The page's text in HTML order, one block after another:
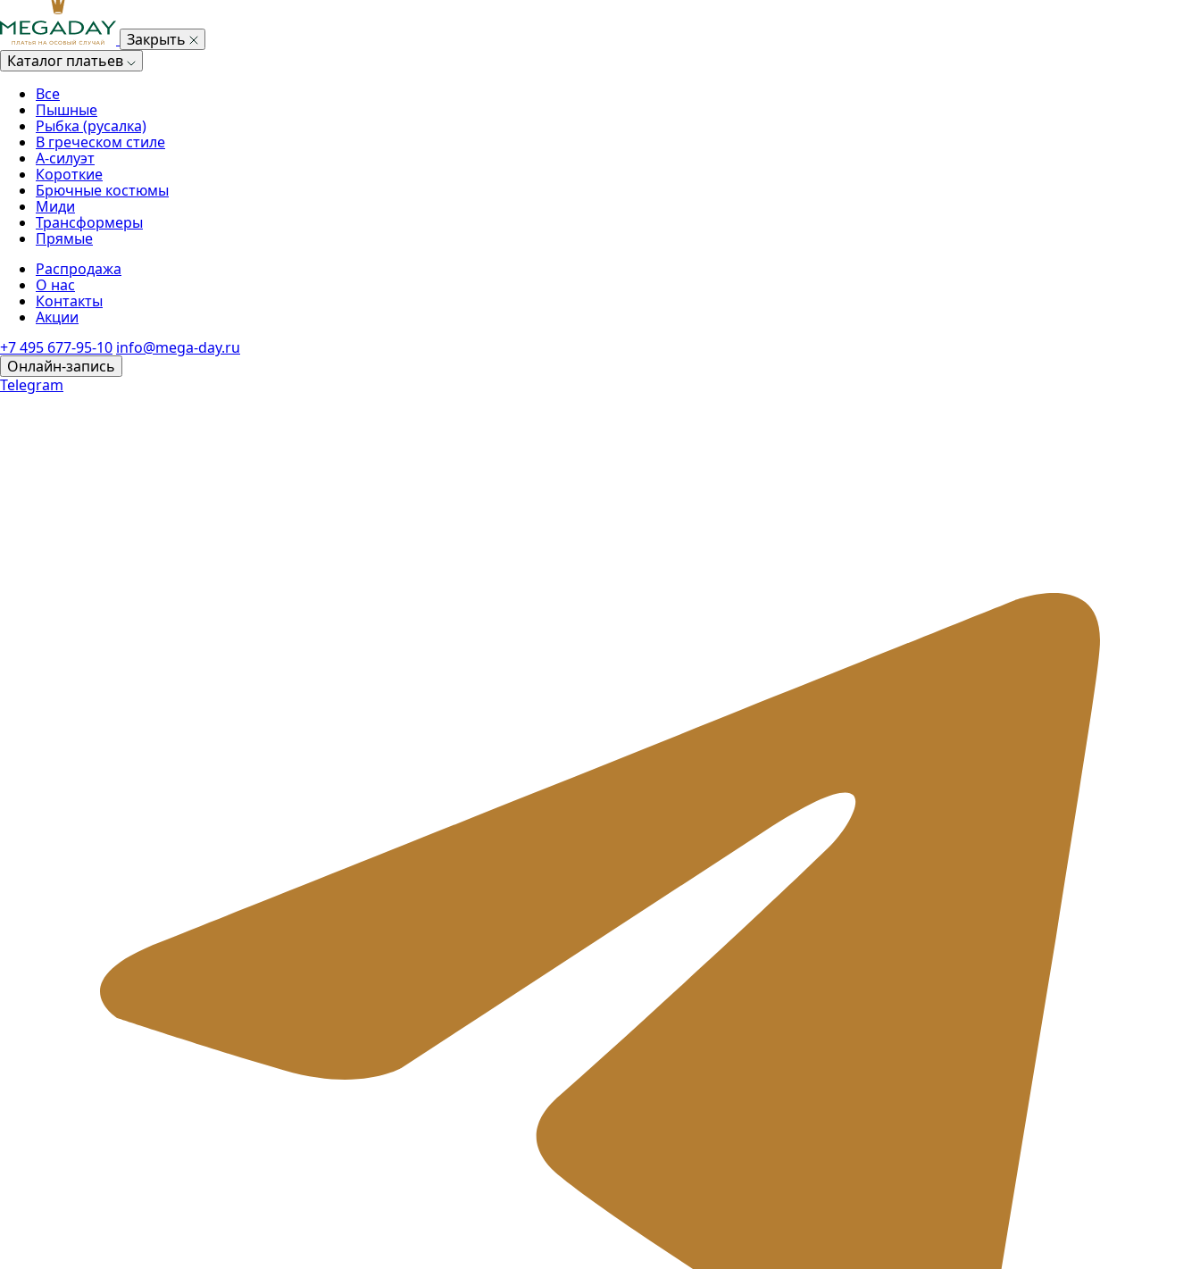
Закрыть
Каталог платьев
Все
Пышные
Рыбка (русалка)
В греческом стиле
А-силуэт
Короткие
Брючные костюмы
Миди
Трансформеры
Прямые
Распродажа
О нас
Контакты
Акции
+7 495 677-95-10 info@mega-day.ru
Онлайн-запись
Telegram